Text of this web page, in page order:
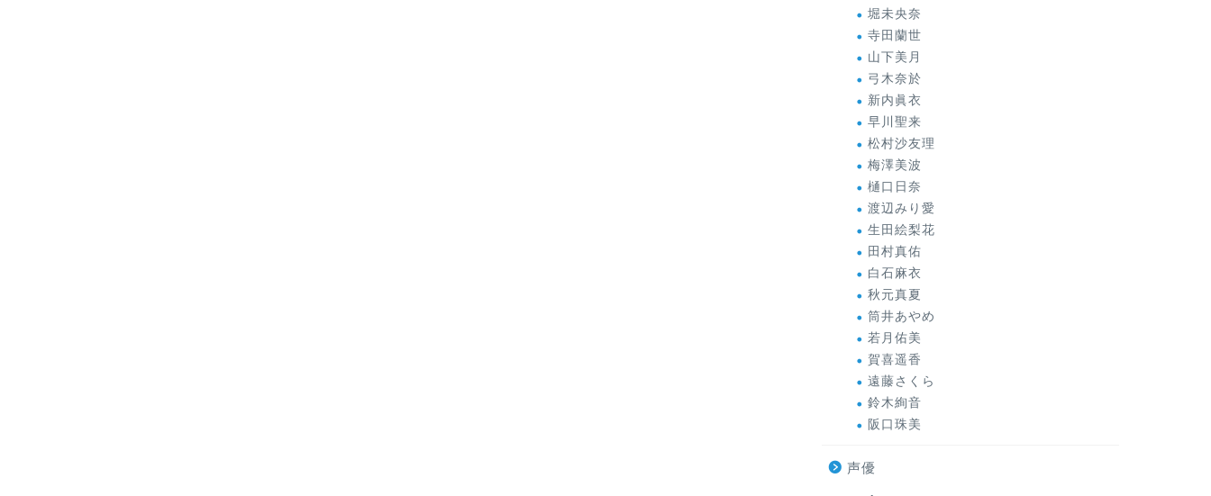
堀未央奈
寺田蘭世
山下美月
弓木奈於
新内眞衣
早川聖来
松村沙友理
梅澤美波
樋口日奈
渡辺みり愛
生田絵梨花
田村真佑
白石麻衣
秋元真夏
筒井あやめ
若月佑美
賀喜遥香
遠藤さくら
鈴木絢音
阪口珠美
声優